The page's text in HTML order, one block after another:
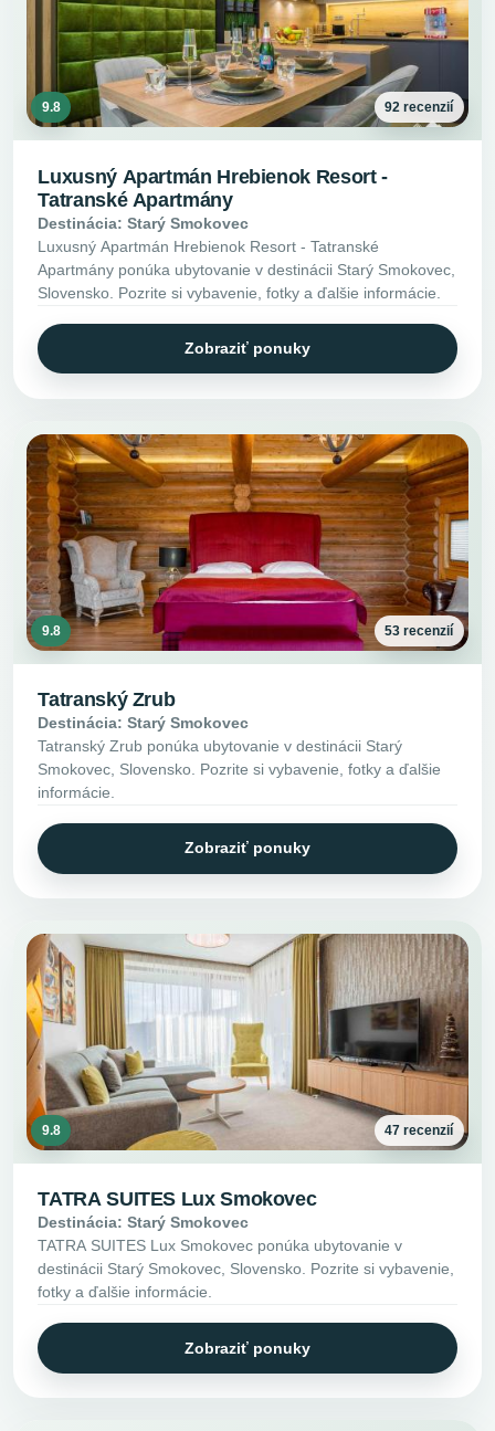
9.8 92 recenzií
Luxusný Apartmán Hrebienok Resort -
Tatranské Apartmány
Destinácia: Starý Smokovec
Luxusný Apartmán Hrebienok Resort - Tatranské
Apartmány ponúka ubytovanie v destinácii Starý Smokovec,
Slovensko. Pozrite si vybavenie, fotky a ďalšie informácie.
Zobraziť ponuky
9.8 53 recenzií
Tatranský Zrub
Destinácia: Starý Smokovec
Tatranský Zrub ponúka ubytovanie v destinácii Starý
Smokovec, Slovensko. Pozrite si vybavenie, fotky a ďalšie
informácie.
Zobraziť ponuky
9.8 47 recenzií
TATRA SUITES Lux Smokovec
Destinácia: Starý Smokovec
TATRA SUITES Lux Smokovec ponúka ubytovanie v
destinácii Starý Smokovec, Slovensko. Pozrite si vybavenie,
fotky a ďalšie informácie.
Zobraziť ponuky